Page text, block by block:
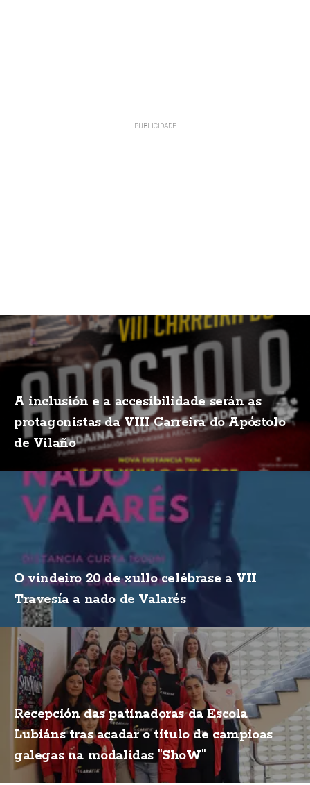
A inclusión e a accesibilidade serán as
protagonistas da VIII Carreira do Apóstolo
de Vilaño
O vindeiro 20 de xullo celébrase a VII
Travesía a nado de Valarés
Recepción das patinadoras da Escola
Lubiáns tras acadar o título de campioas
galegas na modalidas "ShoW"